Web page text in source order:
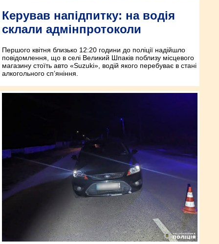
Керував напідпитку: на водія
склали адмінпротоколи
Першого квітня близько 12:20 години до поліції надійшло
повідомлення, що в селі Великий Шпаків поблизу місцевого
магазину стоїть авто «Suzuki», водій якого перебуває в стані
алкогольного сп’яніння.